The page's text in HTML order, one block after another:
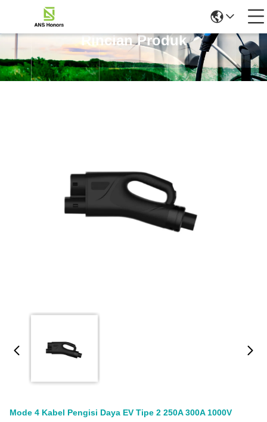
Rincian Produk
Mode 4 Kabel Pengisi Daya EV Tipe 2 250A 300A 1000V